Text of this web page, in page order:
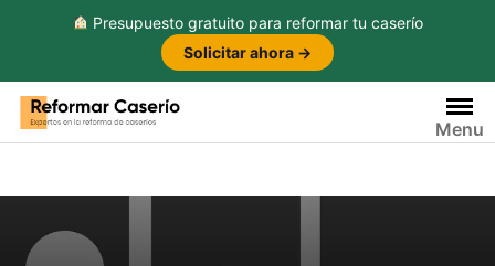
Presupuesto gratuito para reformar tu caserío
Solicitar ahora →
Saltar
contenido
Menu